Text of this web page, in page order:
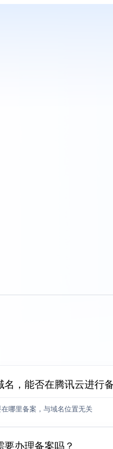
，能否在腾讯云进行
哪里备案，与域名位置无关
要办理备案吗？